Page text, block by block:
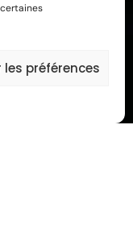
les préférences